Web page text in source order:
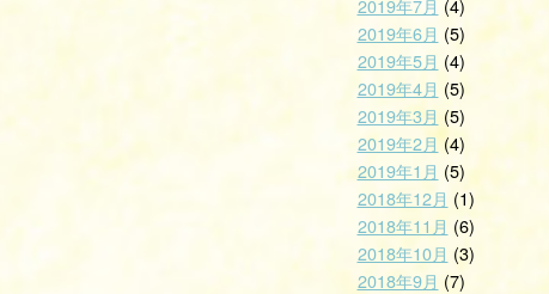
2019年7月 (4)
2019年6月 (5)
2019年5月 (4)
2019年4月 (5)
2019年3月 (5)
2019年2月(4)
2019年1月 (5)
2018年12月 (1)
2018年11月 (6)
2018年10月 (3)
2018年9月 (7)